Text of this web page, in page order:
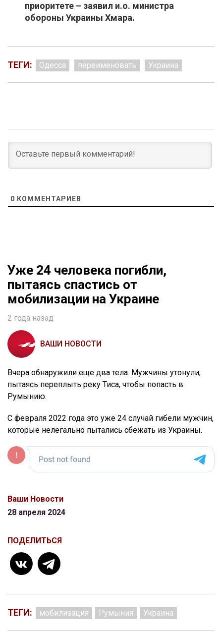
приоритете – заявил и.о. министра
обороны Украины Хмара.
ТЕГИ: Одесса переименовать Украина
0 КОММЕНТАРИЕВ
Уже 24 человека погибли,
пытаясь спастись от
мобилизации на Украине
2 года назад
ВАШИ НОВОСТИ
Вчера обнаружили еще два тела. Мужчины утонули,
пытаясь переплыть реку Тиса, чтобы попасть в
Румынию.
С февраля 2022 года это уже 24 случай гибели мужчин,
которые нелегально пытались сбежать из Украины.
Ваши Новости
28 апреля 2024
ПОДЕЛИТЬСЯ
ТЕГИ: мобилизация Румыния Украина